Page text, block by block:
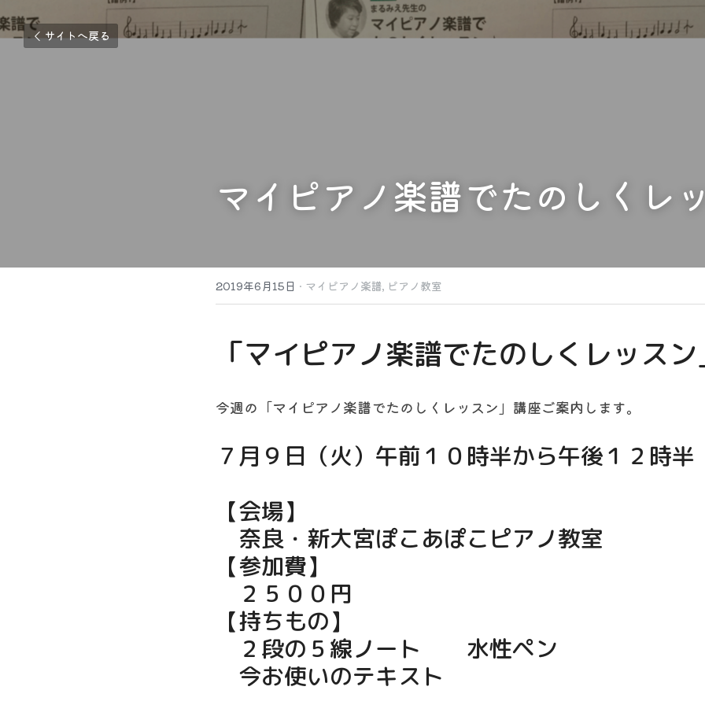
サイトへ戻る
マイピアノ楽譜でたのしくレ
2019年6月15日 · マイピアノ楽譜, ピアノ教室
「マイピアノ楽譜でたのしくレッス
今週の「マイピアノ楽譜でたのしくレッスン」講座ご案内します。
７月９日（火）午前１０時半から午後１２時半
【会場】
奈良・新大宮ぽこあぽこピアノ教室
【参加費】
２５００円
【持ちもの】
２段の５線ノート　　水性ペン
今お使いのテキスト